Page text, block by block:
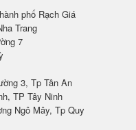
phố Rạch Giá
Trang
7
3, Tp Tân An
TP Tây Ninh
Ngô Mây, Tp Quy